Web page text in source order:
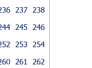
237
238
245
246
253
254
261
262